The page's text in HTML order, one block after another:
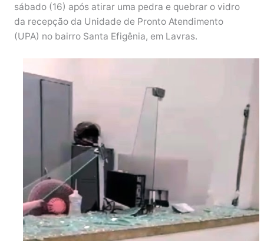
sábado (16) após atirar uma pedra e quebrar o vidro
da recepção da Unidade de Pronto Atendimento
(UPA) no bairro Santa Efigênia, em Lavras.